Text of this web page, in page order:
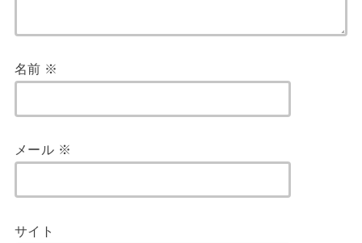
名前 ※
メール ※
サイト